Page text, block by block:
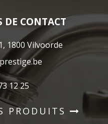
CONTACT
1800 Vilvoorde
12 25
PRODUITS